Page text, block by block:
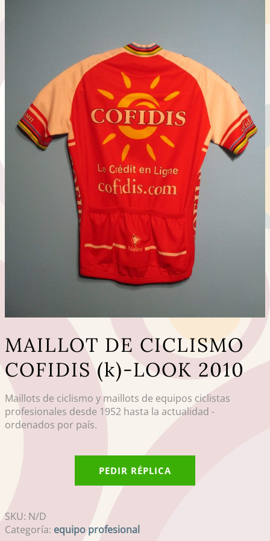
MAILLOT DE CICLISMO
COFIDIS (k)-LOOK 2010
Maillots de ciclismo y maillots de equipos ciclistas
profesionales desde 1952 hasta la actualidad -
ordenados por país.
PEDIR RÉPLICA
SKU: N/D
Categoría: equipo profesional